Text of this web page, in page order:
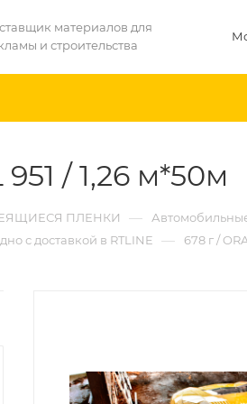
материалов для
и строительства
/ 1,26 м*50м
ПЛЕНКИ —
с доставкой в RTLINE
— 678 г /